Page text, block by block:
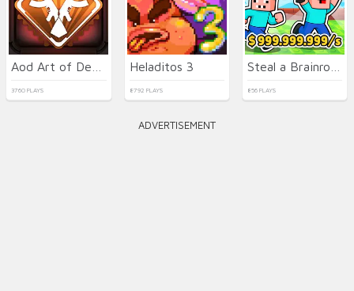
3760 PLAYS
Heladitos 3
8792 PLAYS 856 PLAYS
ADVERTISEMENT